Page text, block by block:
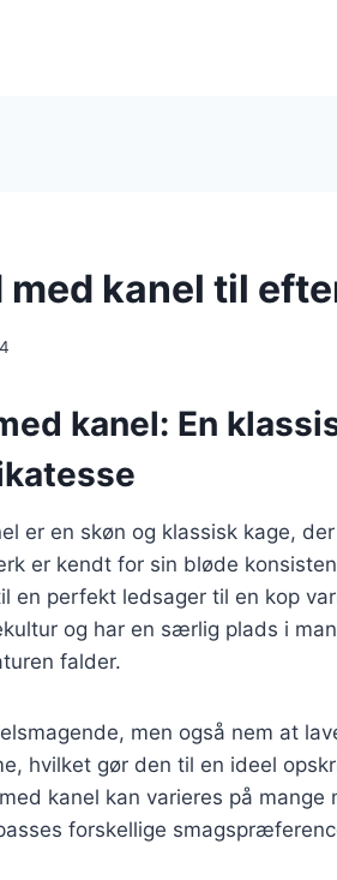
med kanel til
kanel: En
er en skøn og klassisk kage,
er kendt for sin bløde
en perfekt ledsager til en kop
og har en særlig plads i
falder.
men også nem at
hvilket gør den til en ideel
kanel kan varieres på
forskellige